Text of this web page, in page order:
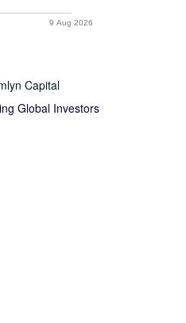
9 Aug 2026
Capital
Global Investors